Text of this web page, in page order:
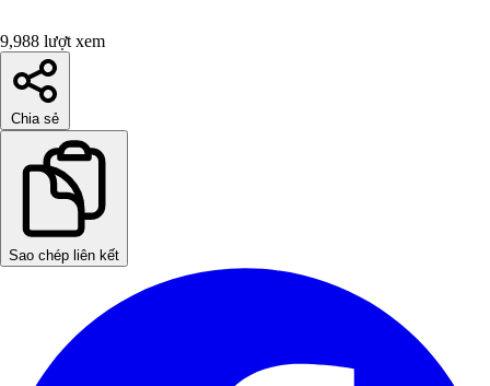
9,988 lượt xem
Chia sẻ
Sao chép liên kết